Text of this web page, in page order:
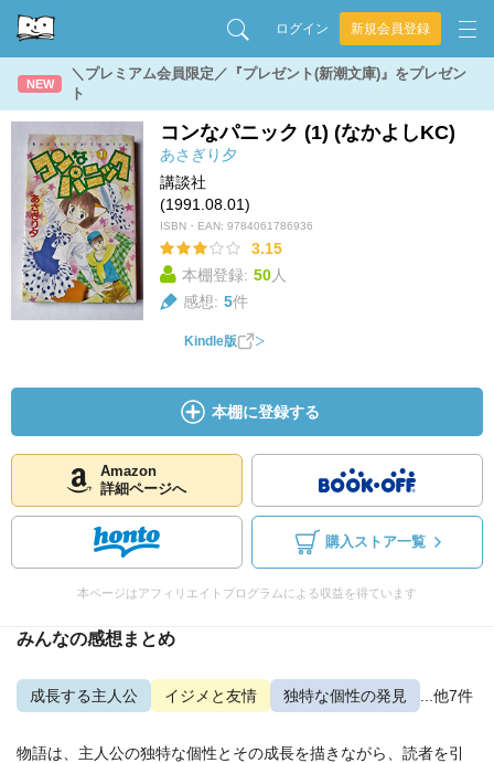
ログイン 新規会員登録
NEW
＼プレミアム会員限定／『プレゼント(新潮文庫)』をプレゼン
ト
コンなパニック (1) (なかよしKC)
あさぎり夕
講談社
(1991.08.01)
ISBN・EAN: 9784061786936
3.15
本棚登録: 50人
感想: 5件
Kindle版
本棚に登録する
Amazon
詳細ページへ
購入ストア一覧
本ページはアフィリエイトプログラムによる収益を得ています
みんなの感想まとめ
成長する主人公 イジメと友情 独特な個性の発見 ...他7件
物語は、主人公の独特な個性とその成長を描きながら、読者を引